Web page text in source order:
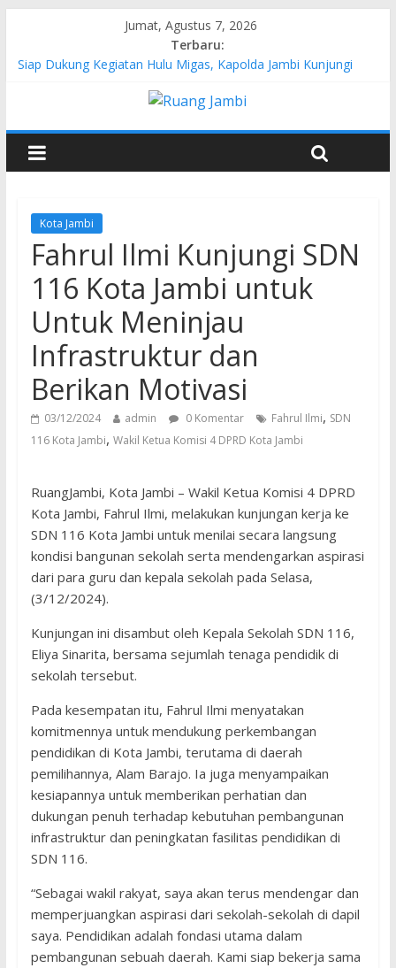
Jumat, Agustus 7, 2026
Terbaru:
Siap Dukung Kegiatan Hulu Migas, Kapolda Jambi Kunjungi
Gubernur Al Haris Buka Turnamen Tenis Antar Alumni
Pertamina EP Jambi Imbau Masyarakat Tidak Beraktivitas di
Atas Jalur Pipa Migas Demi Keselamatan Bersama
Hj. Hesti Haris Dorong Lahirnya Wirausaha Muda Melalui
Pelatihan Batik Kontemporer PKW
Kota Jambi
Fahrul Ilmi Kunjungi SDN
116 Kota Jambi untuk
Untuk Meninjau
Infrastruktur dan
Berikan Motivasi
03/12/2024 admin 0 Komentar Fahrul Ilmi, SDN
116 Kota Jambi, Wakil Ketua Komisi 4 DPRD Kota Jambi
RuangJambi, Kota Jambi – Wakil Ketua Komisi 4 DPRD
Kota Jambi, Fahrul Ilmi, melakukan kunjungan kerja ke
SDN 116 Kota Jambi untuk menilai secara langsung
kondisi bangunan sekolah serta mendengarkan aspirasi
dari para guru dan kepala sekolah pada Selasa,
(3/12/2024).
Kunjungan ini disambut oleh Kepala Sekolah SDN 116,
Eliya Sinarita, bersama sejumlah tenaga pendidik di
sekolah tersebut.
Pada kesempatan itu, Fahrul Ilmi menyatakan
komitmennya untuk mendukung perkembangan
pendidikan di Kota Jambi, terutama di daerah
pemilihannya, Alam Barajo. Ia juga menyampaikan
kesiapannya untuk memberikan perhatian dan
dukungan penuh terhadap kebutuhan pembangunan
infrastruktur dan peningkatan fasilitas pendidikan di
SDN 116.
“Sebagai wakil rakyat, saya akan terus mendengar dan
memperjuangkan aspirasi dari sekolah-sekolah di dapil
saya. Pendidikan adalah fondasi utama dalam
pembangunan sebuah daerah. Kami siap bekerja sama